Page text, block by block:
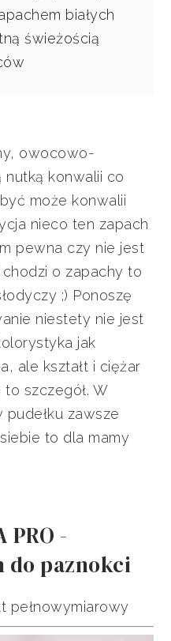
białych
świeżością
owocowo-
konwalii co
może konwalii
nieco ten zapach
pewna czy nie jest
chodzi o zapachy to
;) Ponoszę
niestety nie jest
jak
ale kształt i ciężar
to szczegół. W
zawsze
to dla mamy
PRO -
do paznokci
pełnowymiarowy